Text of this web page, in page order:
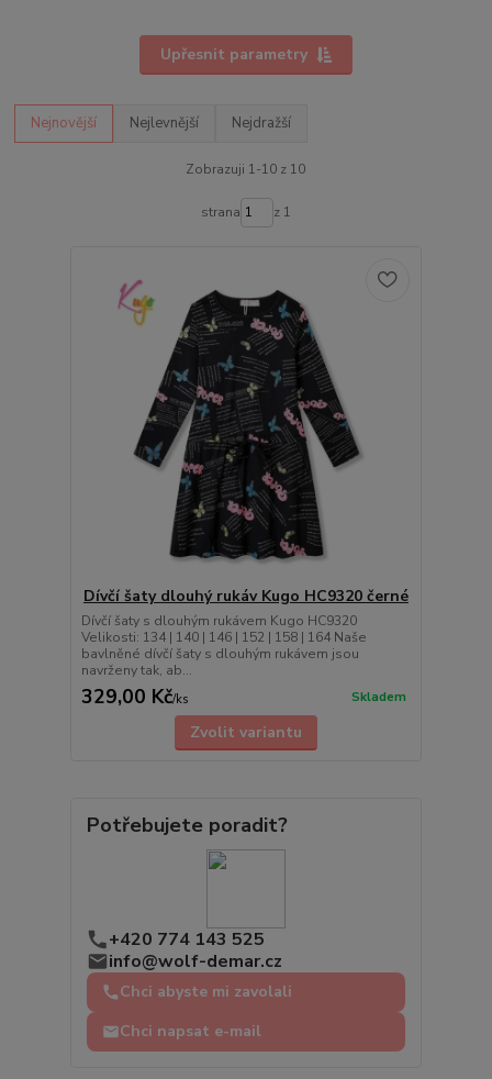
Upřesnit parametry
Nejnovější Nejlevnější Nejdražší
Zobrazuji 1-10 z 10
strana z 1
Dívčí šaty dlouhý rukáv Kugo HC9320 černé
Dívčí šaty s dlouhým rukávem Kugo HC9320
Velikosti: 134 | 140 | 146 | 152 | 158 | 164 Naše
bavlněné dívčí šaty s dlouhým rukávem jsou
navrženy tak, ab...
329,00 Kč/ks Skladem
Zvolit variantu
Potřebujete poradit?
+420 774 143 525
info@wolf-demar.cz
Chci abyste mi zavolali
Chci napsat e-mail